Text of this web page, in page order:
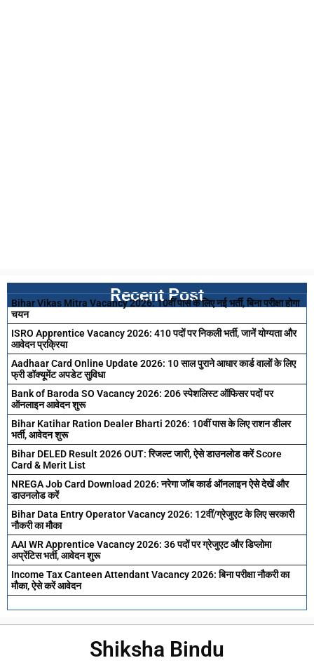
Recent Post
Bihar Vikas Mitra Vacancy 2026: 10वीं पास के लिए नई भर्ती, बिना परीक्षा होगा
चयन
ISRO Apprentice Vacancy 2026: 410 पदों पर निकली भर्ती, जानें योग्यता और
आवेदन प्रक्रिया
Aadhaar Card Online Update 2026: 10 साल पुराने आधार कार्ड वालों के लिए
फ्री डॉक्यूमेंट अपडेट सुविधा
Bank of Baroda SO Vacancy 2026: 206 स्पेशलिस्ट ऑफिसर पदों पर
ऑनलाइन आवेदन शुरू
Bihar Katihar Ration Dealer Bharti 2026: 10वीं पास के लिए राशन डीलर
भर्ती, आवेदन शुरू
Bihar DELED Result 2026 OUT: रिजल्ट जारी, ऐसे डाउनलोड करें Score
Card & Merit List
NREGA Job Card Download 2026: नरेगा जॉब कार्ड ऑनलाइन ऐसे देखें और
डाउनलोड करें
Bihar Data Entry Operator Vacancy 2026: 12वीं/ग्रेजुएट के लिए सरकारी
नौकरी का मौका
AAI WR Apprentice Vacancy 2026: 36 पदों पर ग्रेजुएट और डिप्लोमा
अप्रेंटिस भर्ती, आवेदन शुरू
Income Tax Canteen Attendant Vacancy 2026: बिना परीक्षा नौकरी का
मौका, ऐसे करें आवेदन
Shiksha Bindu